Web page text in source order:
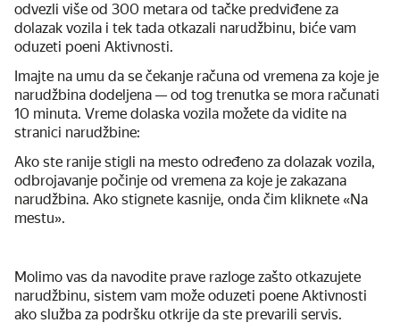
odvezli više od 300 metara od tačke predviđene za
dolazak vozila i tek tada otkazali narudžbinu, biće vam
oduzeti poeni Aktivnosti.
Imajte na umu da se čekanje računa od vremena za koje je
narudžbina dodeljena — od tog trenutka se mora računati
10 minuta. Vreme dolaska vozila možete da vidite na
stranici narudžbine:
Ako ste ranije stigli na mesto određeno za dolazak vozila,
odbrojavanje počinje od vremena za koje je zakazana
narudžbina. Ako stignete kasnije, onda čim kliknete «Na
mestu».
Molimo vas da navodite prave razloge zašto otkazujete
narudžbinu, sistem vam može oduzeti poene Aktivnosti
ako služba za podršku otkrije da ste prevarili servis.